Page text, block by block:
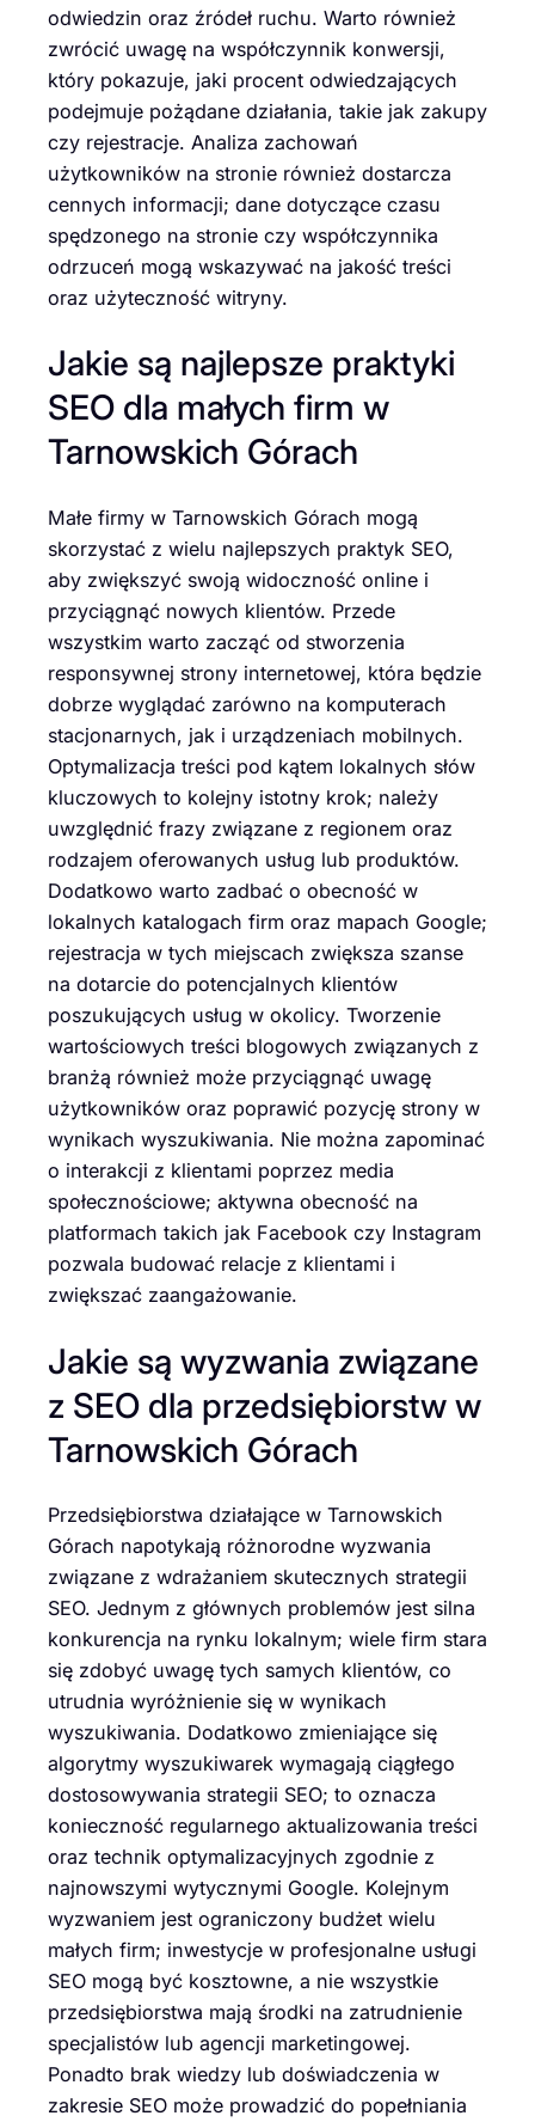
odwiedzin oraz źródeł ruchu. Warto również
zwrócić uwagę na współczynnik konwersji,
który pokazuje, jaki procent odwiedzających
podejmuje pożądane działania, takie jak zakupy
czy rejestracje. Analiza zachowań
użytkowników na stronie również dostarcza
cennych informacji; dane dotyczące czasu
spędzonego na stronie czy współczynnika
odrzuceń mogą wskazywać na jakość treści
oraz użyteczność witryny.
Jakie są najlepsze praktyki
SEO dla małych firm w
Tarnowskich Górach
Małe firmy w Tarnowskich Górach mogą
skorzystać z wielu najlepszych praktyk SEO,
aby zwiększyć swoją widoczność online i
przyciągnąć nowych klientów. Przede
wszystkim warto zacząć od stworzenia
responsywnej strony internetowej, która będzie
dobrze wyglądać zarówno na komputerach
stacjonarnych, jak i urządzeniach mobilnych.
Optymalizacja treści pod kątem lokalnych słów
kluczowych to kolejny istotny krok; należy
uwzględnić frazy związane z regionem oraz
rodzajem oferowanych usług lub produktów.
Dodatkowo warto zadbać o obecność w
lokalnych katalogach firm oraz mapach Google;
rejestracja w tych miejscach zwiększa szanse
na dotarcie do potencjalnych klientów
poszukujących usług w okolicy. Tworzenie
wartościowych treści blogowych związanych z
branżą również może przyciągnąć uwagę
użytkowników oraz poprawić pozycję strony w
wynikach wyszukiwania. Nie można zapominać
o interakcji z klientami poprzez media
społecznościowe; aktywna obecność na
platformach takich jak Facebook czy Instagram
pozwala budować relacje z klientami i
zwiększać zaangażowanie.
Jakie są wyzwania związane
z SEO dla przedsiębiorstw w
Tarnowskich Górach
Przedsiębiorstwa działające w Tarnowskich
Górach napotykają różnorodne wyzwania
związane z wdrażaniem skutecznych strategii
SEO. Jednym z głównych problemów jest silna
konkurencja na rynku lokalnym; wiele firm stara
się zdobyć uwagę tych samych klientów, co
utrudnia wyróżnienie się w wynikach
wyszukiwania. Dodatkowo zmieniające się
algorytmy wyszukiwarek wymagają ciągłego
dostosowywania strategii SEO; to oznacza
konieczność regularnego aktualizowania treści
oraz technik optymalizacyjnych zgodnie z
najnowszymi wytycznymi Google. Kolejnym
wyzwaniem jest ograniczony budżet wielu
małych firm; inwestycje w profesjonalne usługi
SEO mogą być kosztowne, a nie wszystkie
przedsiębiorstwa mają środki na zatrudnienie
specjalistów lub agencji marketingowej.
Ponadto brak wiedzy lub doświadczenia w
zakresie SEO może prowadzić do popełniania